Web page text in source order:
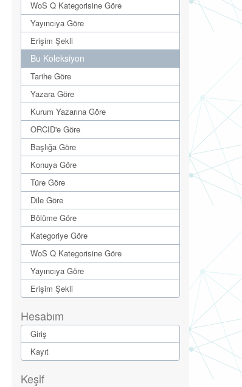
WoS Q Kategorisine Göre
Yayıncıya Göre
Erişim Şekli
Bu Koleksiyon
Tarihe Göre
Yazara Göre
Kurum Yazarına Göre
ORCID'e Göre
Başlığa Göre
Konuya Göre
Türe Göre
Dile Göre
Bölüme Göre
Kategoriye Göre
WoS Q Kategorisine Göre
Yayıncıya Göre
Erişim Şekli
Hesabım
Giriş
Kayıt
Keşif